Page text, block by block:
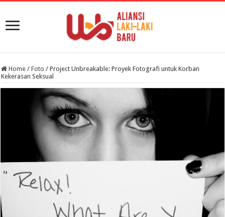
Home / Foto / Project Unbreakable: Proyek Fotografi untuk Korban
Kekerasan Seksual